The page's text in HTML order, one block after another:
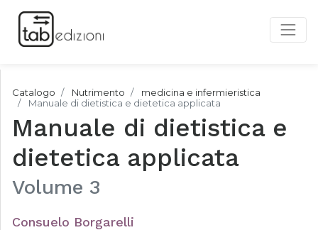
Catalogo Nutrimento
medicina e infermieristica
Manuale di dietistica e dietetica applicata
Manuale di dietistica e
dietetica applicata
Volume 3
Consuelo Borgarelli